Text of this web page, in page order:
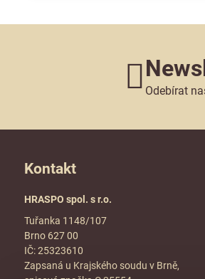
Odebírat
Kontakt
HRASPO spol. s r.o.
Tuřanka 1148/107
Brno 627 00
IČ: 25323610
Zapsaná u Krajského soudu v Brně,